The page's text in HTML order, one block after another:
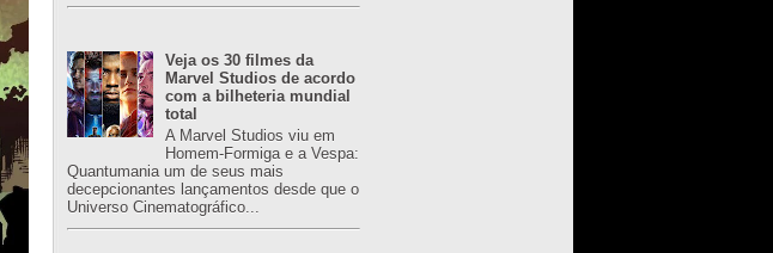
Veja os 30 filmes da
Marvel Studios de acordo
com a bilheteria mundial
total
A Marvel Studios viu em
Homem-Formiga e a Vespa:
Quantumania um de seus mais
decepcionantes lançamentos desde que o
Universo Cinematográfico...